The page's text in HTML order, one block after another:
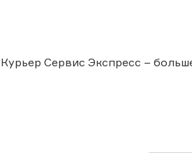
Курьер Сервис Экспресс –